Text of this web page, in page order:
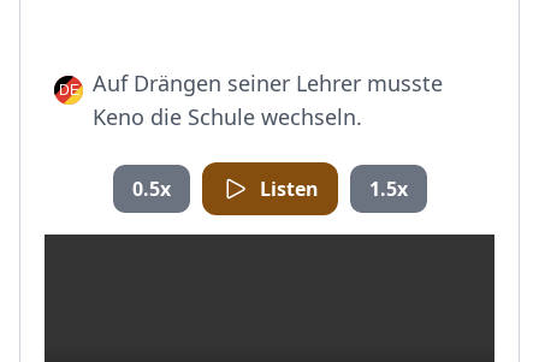
Auf Drängen seiner Lehrer musste
Keno die Schule wechseln.
0.5x Listen 1.5x